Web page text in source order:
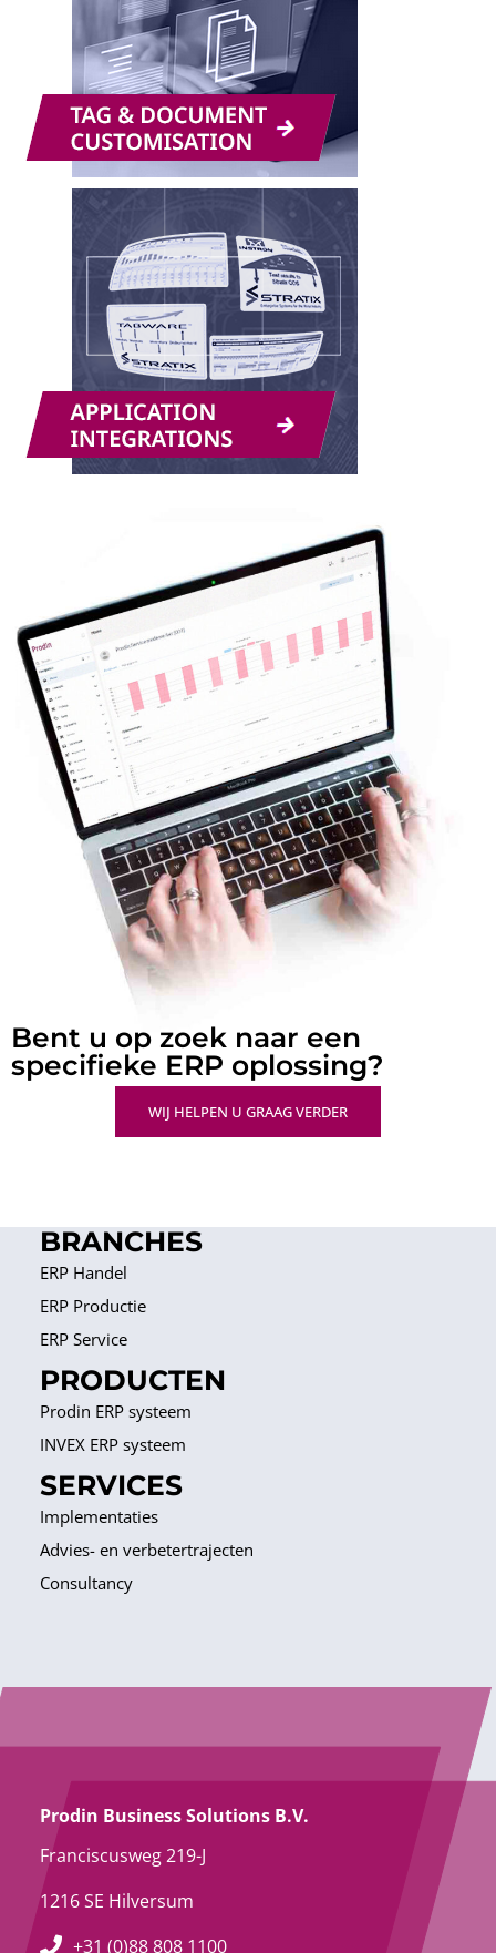
Bent u op zoek naar een
specifieke ERP oplossing?
WIJ HELPEN U GRAAG VERDER
BRANCHES
ERP Handel
ERP Productie
ERP Service
PRODUCTEN
Prodin ERP systeem
INVEX ERP systeem
SERVICES
Implementaties
Advies- en verbetertrajecten
Consultancy
Prodin Business Solutions B.V.
Franciscusweg 219-J
1216 SE Hilversum
+31 (0)88 808 1100